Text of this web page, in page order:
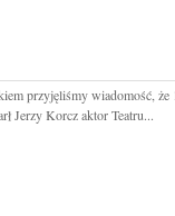
przyjęliśmy wiadomość, że
Jerzy Korcz aktor Teatru...